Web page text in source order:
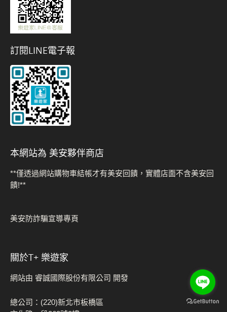
訂閱LINE電子報
本網站為 美安夥伴商店
**僅透過網站購物車結帳才有美安回饋，實體店面不含美安回
饋!**
美安防詐騙宣導專頁
關於t+ 樂遊家
網站由 睿誠國際股份有限公司 開發
總公司：(220)新北市板橋區